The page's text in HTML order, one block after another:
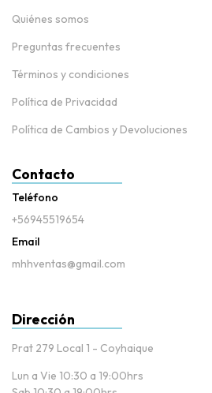
Quiénes somos
Preguntas frecuentes
Términos y condiciones
Política de Privacidad
Política de Cambios y Devoluciones
Contacto
Teléfono
+56945519654
Email
mhhventas@gmail.com
Dirección
Prat 279 Local 1 - Coyhaique
Lun a Vie 10:30 a 19:00hrs